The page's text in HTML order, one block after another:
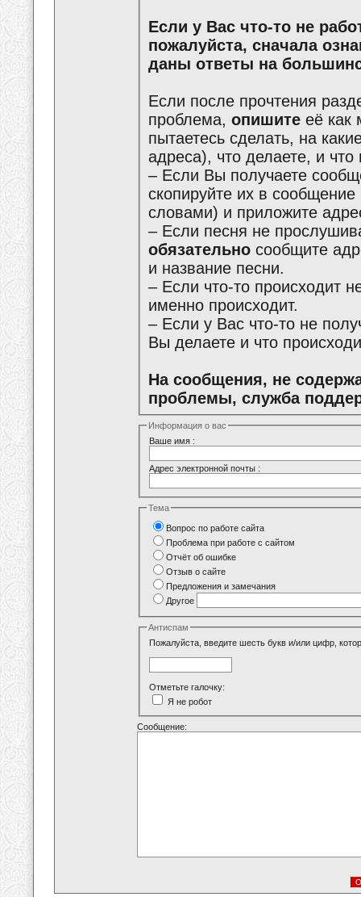
Если у Вас что-то не работает или что-то не получается,
пожалуйста, сначала
даны ответы на
Если после прочтения
проблема, опишитееё как
пытаетесь сделать, на
адреса), что делаете, и
– Если Вы получаете
скопируйте их в
словами) и приложите
– Если песня не
обязательносообщите
и название песни.
– Если что-то происходит
именно происходит.
– Если у Вас что-то не
Вы делаете и что
На сообщения, не
проблемы, служба
Информация о вас
Ваше имя :
Адрес электронной почты :
Тема
Вопрос по работе сайта
Проблема при работе с сайтом
Отчёт об ошибке
Отзыв о сайте
Предложения и замечания
Другое
Антиспам
Пожалуйста, введите шесть букв и/или цифр,
Отметьте галочку:
Я не робот
Сообщение: